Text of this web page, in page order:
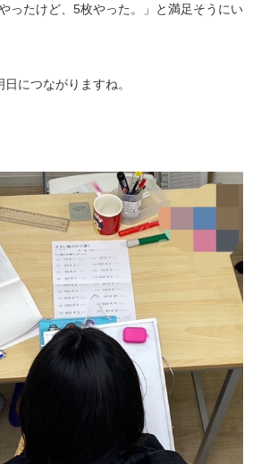
ったけど、5枚やった。」と満足そうにい
につながりますね。